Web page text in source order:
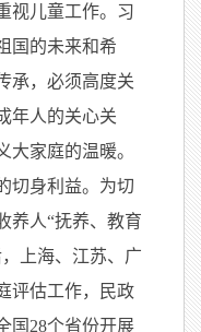
视儿童工作。习
国的未来和希
承，必须高度关
年人的关心关
大家庭的温暖。
切身利益。为切
养人“抚养、教育
上海、江苏、广
评估工作，民政
国28个省份开展